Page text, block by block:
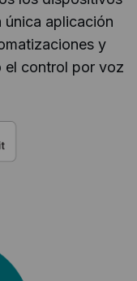
única aplicación
y
el control por voz